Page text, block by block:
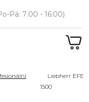
Hledat
Liebherr EFE
1500